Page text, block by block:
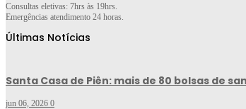
Consultas eletivas: 7hrs às 19hrs.
Emergências atendimento 24 horas.
Últimas Notícias
Santa Casa de Piên: mais de 80 bolsas de
jun 06, 2026 0